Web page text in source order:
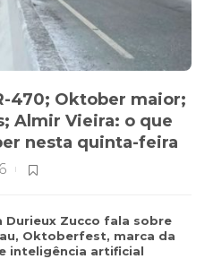
470; Oktober maior;
Almir Vieira: o que
nesta quinta-feira
Durieux Zucco fala sobre
Oktoberfest, marca da
inteligência artificial